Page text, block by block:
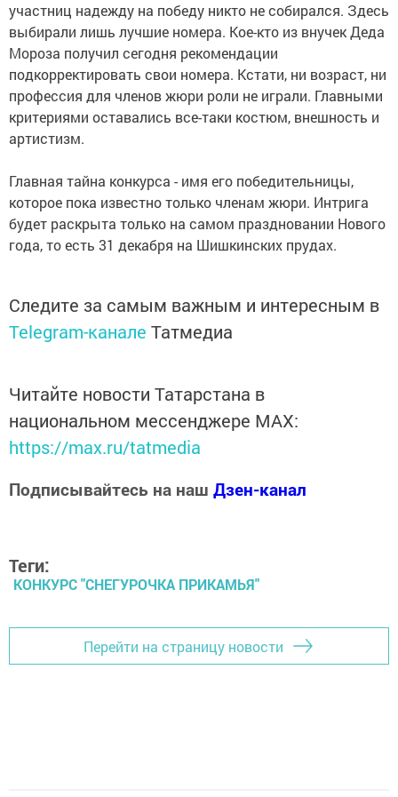
участниц надежду на победу никто не собирался. Здесь
выбирали лишь лучшие номера. Кое-кто из внучек Деда
Мороза получил сегодня рекомендации
подкорректировать свои номера. Кстати, ни возраст, ни
профессия для членов жюри роли не играли. Главными
критериями оставались все-таки костюм, внешность и
артистизм.
Главная тайна конкурса - имя его победительницы,
которое пока известно только членам жюри. Интрига
будет раскрыта только на самом праздновании Нового
года, то есть 31 декабря на Шишкинских прудах.
Следите за самым важным и интересным в
Telegram-канале Татмедиа
Читайте новости Татарстана в
национальном мессенджере MАХ:
https://max.ru/tatmedia
Подписывайтесь на наш Дзен-канал
Теги:
КОНКУРС "СНЕГУРОЧКА ПРИКАМЬЯ"
Перейти на страницу новости